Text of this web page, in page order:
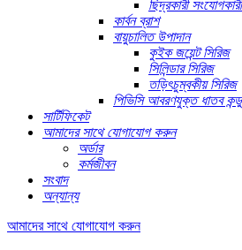
ছিদ্রকারী
কার্বন ব্রাশ
বায়ুচালিত উপাদান
কুইক জয়েন্ট সিরিজ
সিলিন্ডার সিরিজ
তড়িৎচুম্বকীয় সিরিজ
পিভিসি আবরণযুক্ত ধাতব
সার্টিফিকেট
আমাদের সাথে যোগাযোগ করুন
অর্ডার
কর্মজীবন
সংবাদ
অন্যান্য
আমাদের সাথে যোগাযোগ করুন